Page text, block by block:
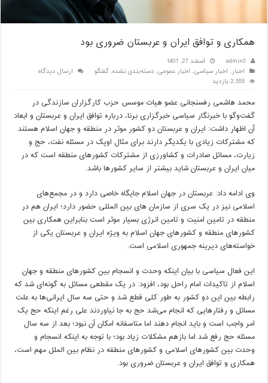
همکاری و توافق ایران و عربستان ضروری بود
admin3
اسفند 27, 1401
اخبار, اخبار سیاسی, اخبار عمومی,دسته‌بندی نشده,گفتگو
ارسال دیدگاه
2,555 بازدید
محمد هاشمی رفسنجانی عضو هیات موسس حزب کارگزاران سازندگی در
گفت‌وگو با خبرنگار سیاسی خبرگزاری برنا، درباره توافق ایران و عربستان و ابعاد
آن اظهار داشت: ایران و عربستان دو کشور موثر در منطقه و جهان اسلام هستند
که مشترکات زیادی با یکدیگر دارند برای مثال اوپک در مسئله نفت، حج و
زیارت، مسائل صادرات و کشاورزی از مشترکات کشورهای منطقه است که در
میان ایران و عربستان شاید بیشتر از سایر کشورها باشد.
وی ادامه داد: عربستان در جهان اسلام جایگاه خاصی دارد و در مجمع‌های
اسلامی نیز در یک سری از سازمان های بین المللی حضور دارد؛ ایران هم در
منطقه در تامین امنیت و تامین انرژی بسیار موثر است بنابراین همکاری بین
کشورهای منطقه و کشورهای جهان اسلام به ویژه ایران و عربستان یکی از
خواسته‌های دیرینه جمهوری اسلامی است.
این فعال سیاسی با بیان اینکه وحدت و انسجام بین کشورهای منطقه و جهان
اسلام از تاکیدات امام راحل بود، افزود: در یک مقطعی مسائل به گونه‌ای شد که
رابطه بین این دو کشور به طور کلی قطع شد و حتی سه سال ایرانی‌ها به علت
مسائل و رفتارهایی که انجام می‌شد حج به جا نیاوردند علی رغم اینکه حج یک
امر واجب است و باید انجام دهند اما متاسفانه امکان آن نبود؛ بعد از سه سال
مسئله حج رفع شد اما بازهم مشکلات زیاد بود؛ با توجه به اینکه انسجام و
وحدت بین کشورهای اسلامی و کشورهای منطقه در نظام بین الملل مهم است،
همکاری و توافق ایران و عربستان ضروری بود.